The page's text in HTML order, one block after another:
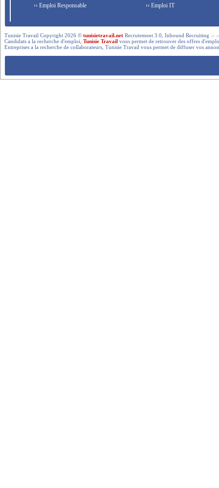
›› Emploi Responsable
›› Emploi IT
Tunisie Travail Copyright 2026 ©tunisietravail.net Recrutement 3.0, Inbound Recruiting .-
Candidats a la recherche d'emploi,Tunisie Travail vous permet de retrouver des offres
Entreprises a la recherche de collaborateurs, Tunisie Travail vous permet de diffuser vos